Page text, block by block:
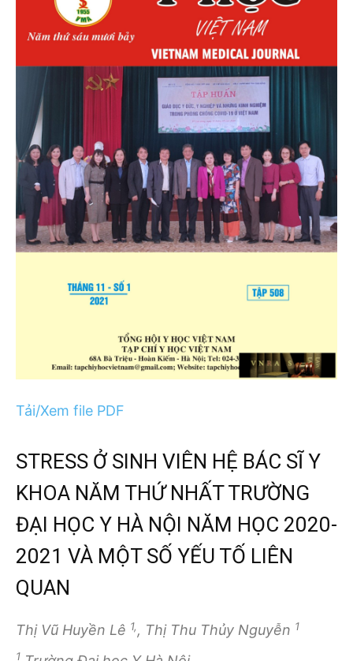
Tải/Xem file PDF
STRESS Ở SINH VIÊN HỆ BÁC SĨ Y
KHOA NĂM THỨ NHẤT TRƯỜNG
ĐẠI HỌC Y HÀ NỘI NĂM HỌC 2020-
2021 VÀ MỘT SỐ YẾU TỐ LIÊN
QUAN
Thị Vũ Huyền Lê 1,, Thị Thu Thủy Nguyễn 1
1